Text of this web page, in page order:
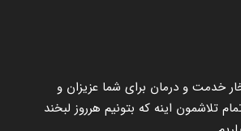
سال افتخار خدمت و درمان برای شما عزیزان و
تلاشمون اینه که بتونیم هرروز لبخند